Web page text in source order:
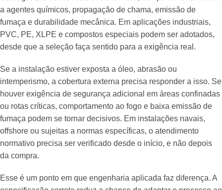
a agentes químicos, propagação de chama, emissão de
fumaça e durabilidade mecânica. Em aplicações industriais,
PVC, PE, XLPE e compostos especiais podem ser adotados,
desde que a seleção faça sentido para a exigência real.
Se a instalação estiver exposta a óleo, abrasão ou
intemperismo, a cobertura externa precisa responder a isso. Se
houver exigência de segurança adicional em áreas confinadas
ou rotas críticas, comportamento ao fogo e baixa emissão de
fumaça podem se tornar decisivos. Em instalações navais,
offshore ou sujeitas a normas específicas, o atendimento
normativo precisa ser verificado desde o início, e não depois
da compra.
Esse é um ponto em que engenharia aplicada faz diferença. A